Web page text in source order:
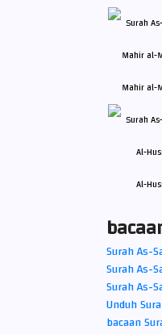
Mahir al-
Al-
Surah As-
Surah As-
Surah As-
Unduh
bacaan